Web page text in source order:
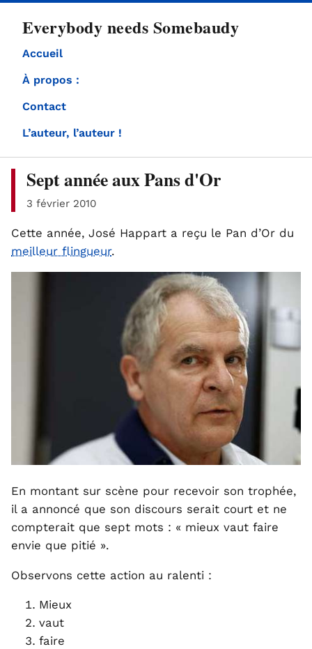
Everybody needs Somebaudy
Accueil
À propos :
Contact
L’auteur, l’auteur !
Sept année aux Pans d'Or
3 février 2010
Cette année, José Happart a reçu le Pan d’Or du
meilleur flingueur.
En montant sur scène pour recevoir son trophée,
il a annoncé que son discours serait court et ne
compterait que sept mots : « mieux vaut faire
envie que pitié ».
Observons cette action au ralenti :
Mieux
vaut
faire